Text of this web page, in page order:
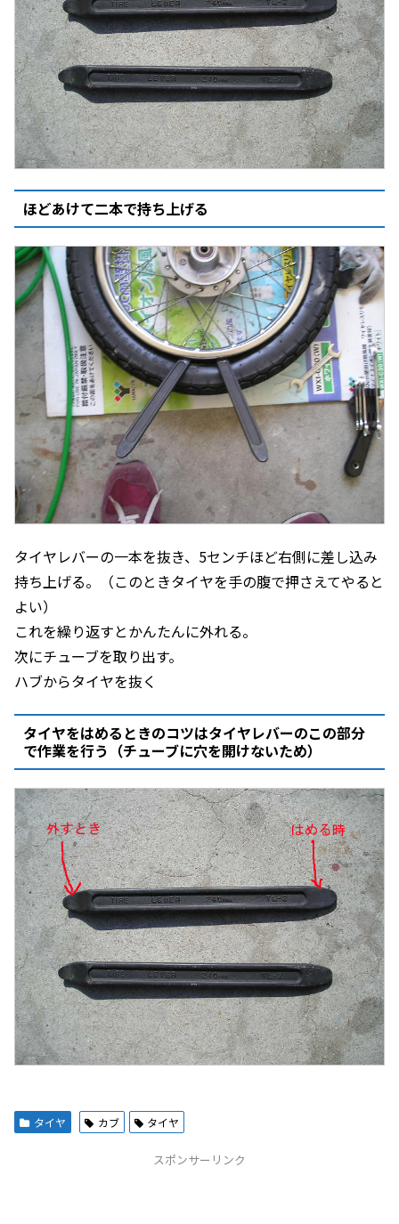
ほどあけて二本で持ち上げる
タイヤレバーの一本を抜き、5センチほど右側に差し込み
持ち上げる。（このときタイヤを手の腹で押さえてやると
よい）
これを繰り返すとかんたんに外れる。
次にチューブを取り出す。
ハブからタイヤを抜く
タイヤをはめるときのコツはタイヤレバーのこの部分
で作業を行う（チューブに穴を開けないため）
タイヤ カブ タイヤ
スポンサーリンク